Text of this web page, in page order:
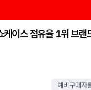
케이스 점유율 1위 브랜
예비구매자